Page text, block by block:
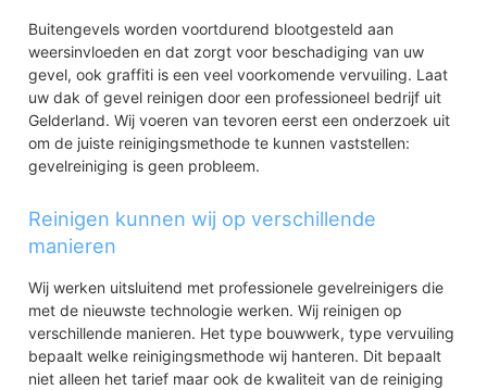
Buitengevels worden voortdurend blootgesteld aan
weersinvloeden en dat zorgt voor beschadiging van uw
gevel, ook graffiti is een veel voorkomende vervuiling. Laat
uw dak of gevel reinigen door een professioneel bedrijf uit
Gelderland. Wij voeren van tevoren eerst een onderzoek uit
om de juiste reinigingsmethode te kunnen vaststellen:
gevelreiniging is geen probleem.
Reinigen kunnen wij op verschillende
manieren
Wij werken uitsluitend met professionele gevelreinigers die
met de nieuwste technologie werken. Wij reinigen op
verschillende manieren. Het type bouwwerk, type vervuiling
bepaalt welke reinigingsmethode wij hanteren. Dit bepaalt
niet alleen het tarief maar ook de kwaliteit van de reiniging